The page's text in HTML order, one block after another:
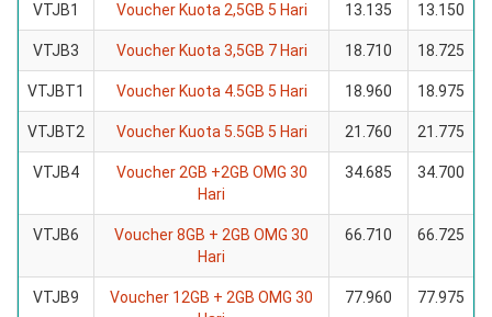
VTJB1 Voucher Kuota 2,5GB 5 Hari 13.135 13.150
VTJB3 Voucher Kuota 3,5GB 7 Hari 18.710 18.725
VTJBT1 Voucher Kuota 4.5GB 5 Hari 18.960 18.975
VTJBT2 Voucher Kuota 5.5GB 5 Hari 21.760 21.775
VTJB4
Voucher 2GB +2GB OMG 30
Hari
34.685 34.700
VTJB6
Voucher 8GB + 2GB OMG 30
Hari
66.710 66.725
VTJB9
Voucher 12GB + 2GB OMG 30
77.960 77.975